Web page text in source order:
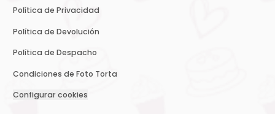
Política de Privacidad
Política de Devolución
Política de Despacho
Condiciones de Foto Torta
Configurar cookies